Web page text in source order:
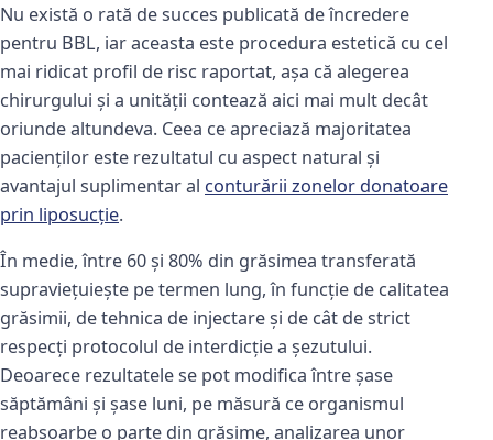
Nu există o rată de succes publicată de încredere
pentru BBL, iar aceasta este procedura estetică cu cel
mai ridicat profil de risc raportat, așa că alegerea
chirurgului și a unității contează aici mai mult decât
oriunde altundeva. Ceea ce apreciază majoritatea
pacienților este rezultatul cu aspect natural și
avantajul suplimentar al conturării zonelor donatoare
prin liposucție.
În medie, între 60 și 80% din grăsimea transferată
supraviețuiește pe termen lung, în funcție de calitatea
grăsimii, de tehnica de injectare și de cât de strict
respecți protocolul de interdicție a șezutului.
Deoarece rezultatele se pot modifica între șase
săptămâni și șase luni, pe măsură ce organismul
reabsoarbe o parte din grăsime, analizarea unor